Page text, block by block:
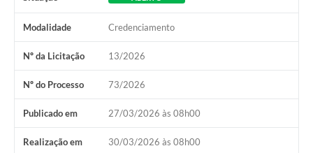
Modalidade Credenciamento
Nº da Licitação 13/2026
Nº do Processo 73/2026
Publicado em 27/03/2026 às 08h00
Realização em 30/03/2026 às 08h00